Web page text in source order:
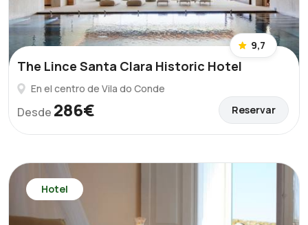
9,7
The Lince Santa Clara Historic Hotel
En el centro de Vila do Conde
Desde 286€ Reservar
Hotel